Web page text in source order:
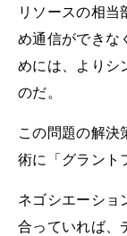
リソースの相当
め通信ができな
めには、よりシ
のだ。
この問題の解決
術に「グラント
ネゴシエーショ
合っていれば、